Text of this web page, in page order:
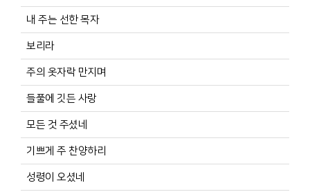
내 주는 선한 목자
보리라
주의 옷자락 만지며
들풀에 깃든 사랑
모든 것 주셨네
기쁘게 주 찬양하리
성령이 오셨네